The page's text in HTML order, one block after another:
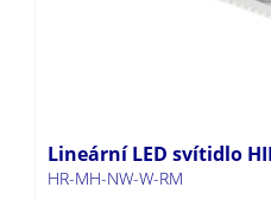
Lineární LED svítidlo
HR-MH-NW-W-RM